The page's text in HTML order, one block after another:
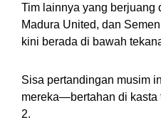
Tim lainnya yang berjuang
Madura United, dan
kini berada di bawah
Sisa pertandingan musim
mereka—bertahan di kasta
2.